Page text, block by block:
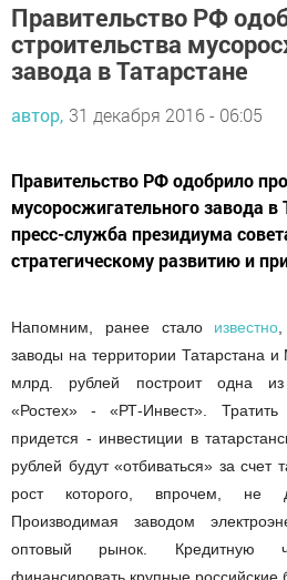
Правительство РФ
строительства
завода в Татарстане
автор, 31 декабря 2016 - 06:05
Правительство РФ одобрило
мусоросжигательного завода в
пресс-служба президиума
стратегическому развитию и
Напомним, ранее стало известно,
заводы на территории Татарстана и
млрд. рублей построит одна из
«Ростех» - «РТ-Инвест».
придется - инвестиции в
рублей будут «отбиваться» за счет
рост которого, впрочем, не
Производимая заводом
оптовый рынок. Кредитную